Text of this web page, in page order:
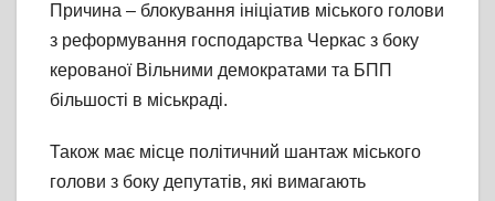
Причина – блокування ініціатив міського голови
з реформування господарства Черкас з боку
керованої Вільними демократами та БПП
більшості в міськраді.
Також має місце політичний шантаж міського
голови з боку депутатів, які вимагають